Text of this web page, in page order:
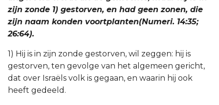
Openbaring
zijn zonde 1) gestorven, en had geen zonen, die
zijn naam konden voortplanten(Numeri. 14:35;
26:64).
1) Hij is in zijn zonde gestorven, wil zeggen: hij is
gestorven, ten gevolge van het algemeen gericht,
dat over Israëls volk is gegaan, en waarin hij ook
heeft gedeeld.